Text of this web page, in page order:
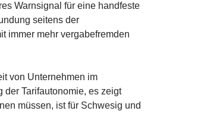
Warnsignal für eine handfeste
seitens der
immer mehr vergabefremden
von Unternehmen im
Tarifautonomie, es zeigt
müssen, ist für Schwesig und